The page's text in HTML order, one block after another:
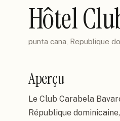
Hôtel
punta cana, Republique
Aperçu
Le Club Carabela
République